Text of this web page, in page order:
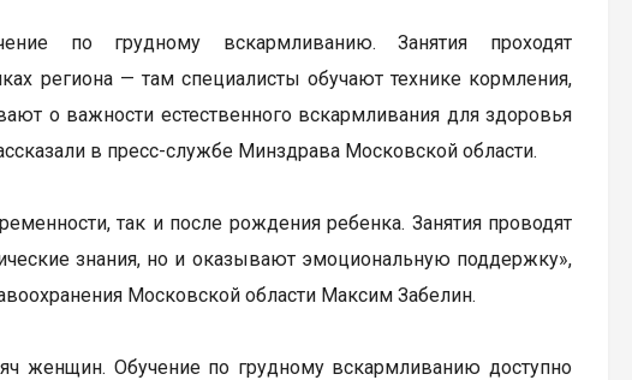
по грудному вскармливанию. Занятия проходят
региона — там специалисты обучают технике кормления,
о важности естественного вскармливания для здоровья
в пресс-службе Минздрава Московской области.
так и после рождения ребенка. Занятия проводят
знания, но и оказывают эмоциональную поддержку»,
Московской области Максим Забелин.
женщин. Обучение по грудному вскармливанию доступно